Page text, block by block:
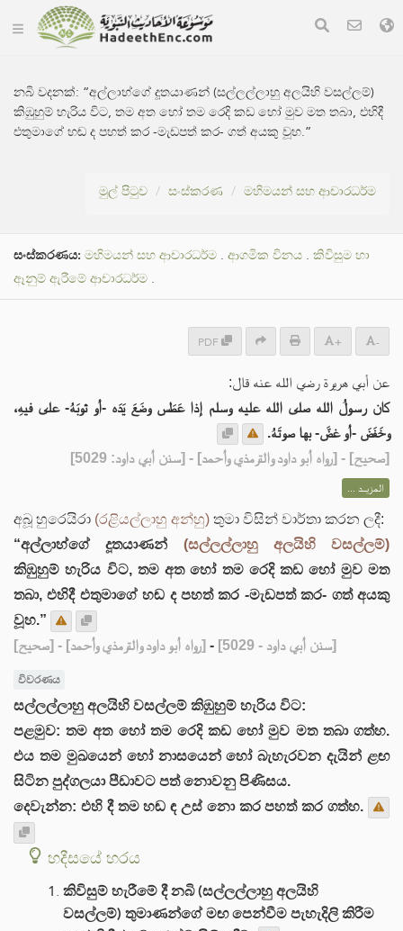
නබි වදනක්: “අල්ලාහ්ගේ දූතයාණන් (සල්ලල්ලාහු අලයිහි වසල්ලම්)
කිඹුහුම් හැරිය විට, තම අත හෝ තම රෙදි කඩ හෝ මුව මත තබා, එහිදී
එතුමාගේ හඬ ද පහත් කර -මැඩපත් කර- ගත් අයකු වූහ.”
මුල් පිටුව සංස්කරණ මහිමයන් සහ ආචාරධර්ම
සංස්කරණය: මහිමයන් සහ ආචාරධර්ම . ආගමික විනය . කිවිසුම හා
ඈනුම් ඇරීමේ ආචාරධර්ම .
PDF + -
عن أبي هريرة رضي الله عنه قال:
كان رسولُ الله صلى الله عليه وسلم إذا عَطَس وضَعَ يَدَه -أو ثوبَهُ- على فيهِ،
وخَفَضَ -أو غضَّ- بها صوتَهُ.
[صحيح] - [رواه أبو داود والترمذي وأحمد] - [سنن أبي داود: 5029]
المزيــد ...
අබූ හුරෙයිරා (රළියල්ලාහු අන්හු) තුමා විසින් වාර්තා කරන ලදී:
“අල්ලාහ්ගේ දූතයාණන් (සල්ලල්ලාහු අලයිහි වසල්ලම්)
කිඹුහුම් හැරිය විට, තම අත හෝ තම රෙදි කඩ හෝ මුව මත
තබා, එහිදී එතුමාගේ හඬ ද පහත් කර -මැඩපත් කර- ගත් අයකු
වූහ.”
[صحيح]
- [رواه أبو داود والترمذي وأحمد] - [سنن أبي داود - 5029]
විවරණය
සල්ලල්ලාහු අලයිහි වසල්ලම් කිඹුහුම් හැරිය විට:
පළමුව: තම අත හෝ තම රෙදි කඩ හෝ මුව මත තබා ගත්හ.
එය තම මුඛයෙන් හෝ නාසයෙන් හෝ බැහැරවන දැයින් ළඟ
සිටින පුද්ගලයා පීඩාවට පත් නොවනු පිණිසය.
දෙවැන්න: එහි දී තම හඬ ඳ උස් නො කර පහත් කර ගත්හ.
හදීසයේ හරය
කිවිසුම් හැරීමේ දී නබි (සල්ලල්ලාහු අලයිහි
වසල්ලම්) තුමාණන්ගේ මඟ පෙන්වීම පැහැදිලි කිරීම